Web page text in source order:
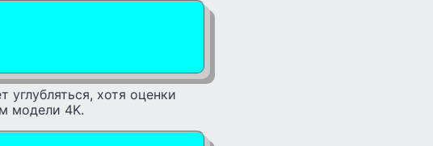
хотя оценки
модели 4K.